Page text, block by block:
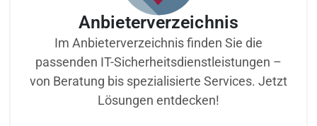
Anbieterverzeichnis
Im Anbieterverzeichnis finden Sie die
passenden IT-Sicherheitsdienstleistungen –
von Beratung bis spezialisierte Services. Jetzt
Lösungen entdecken!